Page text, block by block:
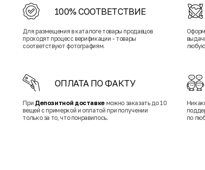
100% СООТВЕТСТВИЕ
Для размещения в каталоге товары продавцов
проходят процесс верификации - товары
соответствуют фотографиям.
ОПЛАТА ПО ФАКТУ
При Депозитной доставке можно заказать до 10
вещей с примеркой и оплатой при получении
только за то, что понравилось.
по